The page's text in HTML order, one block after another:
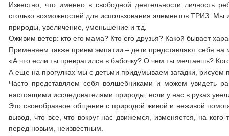
Известно, что именно в свободной деятельности личность
столько возможностей для использования элементов ТРИЗ.
природы, увеличение, уменьшение и т.д.
Оживим ветер: кто его мама? Кто его друзья? Какой бывает
Применяем также прием эмпатии – дети представляют себя на
«А что если ты превратился в бабочку? О чем ты мечтаешь?
А еще на прогулках мы с детьми придумываем загадки, рисуем
Часто представляем себя волшебниками и можем увидеть
настоящими исследователями природы, если у нас в руках
Это своеобразное общение с природой живой и неживой
вывод, что все, что вокруг нас движемся, изменяется, на
перед новым, неизвестным.